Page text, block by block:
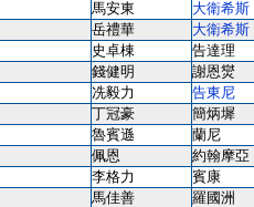
馬安東 大衛希斯
岳禮華 大衛希斯
史卓棟 告達理
錢健明 謝恩爕
冼毅力 告東尼
丁冠豪 簡炳墀
魯賓遜 蘭尼
佩恩 約翰摩亞
李格力 賓康
馬佳善 羅國洲